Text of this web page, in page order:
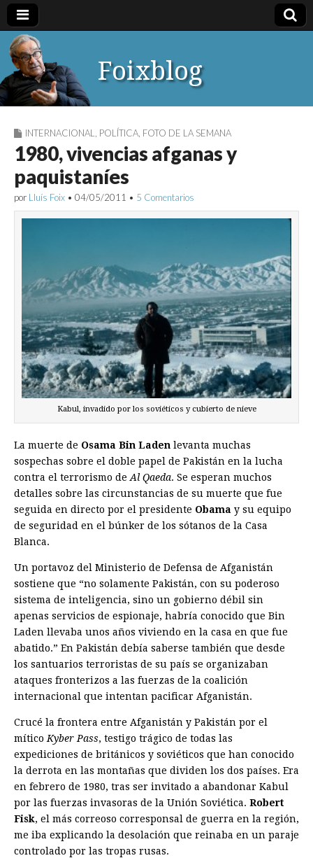
Foixblog
INTERNACIONAL POLÍTICA FOTO DE LA SEMANA
1980, vivencias afganas y
paquistaníes
por Lluís Foix • 04/05/2011 • 5 Comentarios
Kabul, invadido por los soviéticos y cubierto de nieve
La muerte de Osama Bin Laden levanta muchas
sospechas sobre el doble papel de Pakistán en la lucha
contra el terrorismo de Al Qaeda. Se esperan muchos
detalles sobre las circunstancias de su muerte que fue
seguida en directo por el presidente Obama y su equipo
de seguridad en el búnker de los sótanos de la Casa
Blanca.
Un portavoz del Ministerio de Defensa de Afganistán
sostiene que “no solamente Pakistán, con su poderoso
sistema de inteligencia, sino un gobierno débil sin
apenas servicios de espionaje, habría conocido que Bin
Laden llevaba unos años viviendo en la casa en que fue
abatido.” En Pakistán debía saberse también que desde
los santuarios terroristas de su país se organizaban
ataques fronterizos a las fuerzas de la coalición
internacional que intentan pacificar Afganistán.
Crucé la frontera entre Afganistán y Pakistán por el
mítico Kyber Pass, testigo trágico de todas las
expediciones de británicos y soviéticos que han conocido
la derrota en las montañas que dividen los dos países. Era
en febrero de 1980, tras ser invitado a abandonar Kabul
por las fuerzas invasoras de la Unión Soviética. Robert
Fisk, el más correoso corresponsal de guerra en la región,
me iba explicando la desolación que reinaba en un paraje
controlado por las tropas rusas.